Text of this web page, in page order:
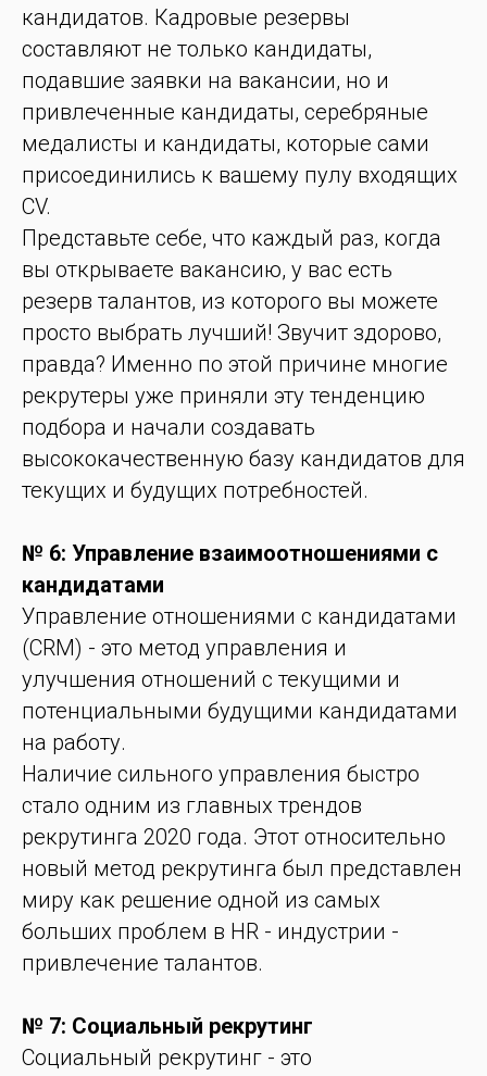
кандидатов. Кадровые резервы
составляют не только кандидаты,
подавшие заявки на вакансии, но и
привлеченные кандидаты, серебряные
медалисты и кандидаты, которые сами
присоединились к вашему пулу входящих
CV.
Представьте себе, что каждый раз, когда
вы открываете вакансию, у вас есть
резерв талантов, из которого вы можете
просто выбрать лучший! Звучит здорово,
правда? Именно по этой причине многие
рекрутеры уже приняли эту тенденцию
подбора и начали создавать
высококачественную базу кандидатов для
текущих и будущих потребностей.
№ 6: Управление взаимоотношениями с
кандидатами
Управление отношениями с кандидатами
(CRM) - это метод управления и
улучшения отношений с текущими и
потенциальными будущими кандидатами
на работу.
Наличие сильного управления быстро
стало одним из главных трендов
рекрутинга 2020 года. Этот относительно
новый метод рекрутинга был представлен
миру как решение одной из самых
больших проблем в HR - индустрии -
привлечение талантов.
№ 7: Социальный рекрутинг
Социальный рекрутинг - это